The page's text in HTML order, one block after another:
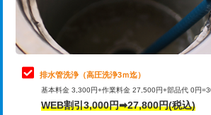
業）
排水管工事（排水管工事/3ｍまで）
排水管工事（追加 排水管工事/3ｍ超
え）
マス交換（土の掘削・埋め戻し作業）
止水・漏水調査・防水処理・清掃・修
理・調整・分解・加工など（軽作業）
止水・漏水調査・防水処理・清掃・修
理・調整・分解・加工など（中作業）
止水・漏水調査・防水処理・清掃・修
理・調整・分解・加工など（重作業）
排水管洗浄（高圧洗浄3ｍ迄）
基本料金 3,300円+作業料金 27,500円+部品代 0円
WEB割引3,000円➡27,800円(税込)